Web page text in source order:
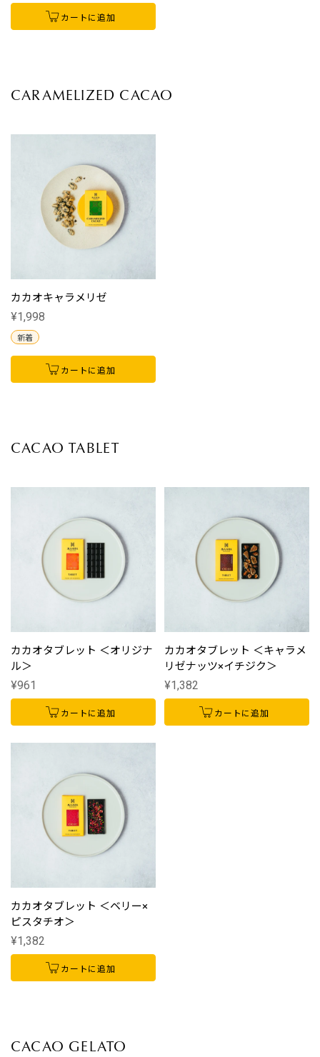
カートに追加
CARAMELIZED CACAO
カカオキャラメリゼ
¥1,998
新着
カートに追加
CACAO TABLET
カカオタブレット ＜オリジナ
ル＞
¥961
カートに追加
カカオタブレット ＜キャラメ
リゼナッツ×イチジク＞
¥1,382
カートに追加
カカオタブレット ＜ベリー×
ピスタチオ＞
¥1,382
カートに追加
CACAO GELATO